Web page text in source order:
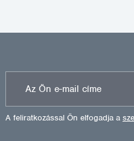
A feliratkozással Ön elfogadja a